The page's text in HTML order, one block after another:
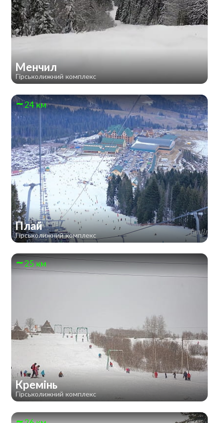
Менчил
Гірськолижний комплекс
24 км
Плай
Гірськолижний комплекс
25 км
Кремінь
Гірськолижний комплекс